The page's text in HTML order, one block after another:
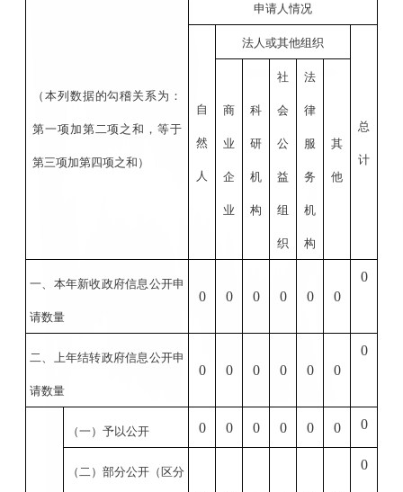
（本列数据的勾稽关系为：
第一项加第二项之和，等于
第三项加第四项之和）
申请人情况
自
然
人
法人或其他组织
总
计
商
业
企
业
科
研
机
构
社
会
公
益
组
织
法
律
服
务
机
构
其
他
一、本年新收政府信息公开申
请数量
0 0 0 0 0 0
0
二、上年结转政府信息公开申
请数量
0 0 0 0 0 0
0
（一）予以公开 0 0 0 0 0 0 0
（二）部分公开 （区分 0